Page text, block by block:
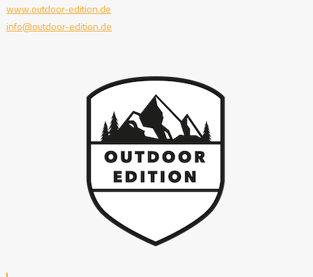
www.outdoor-edition.de
info@outdoor-edition.de